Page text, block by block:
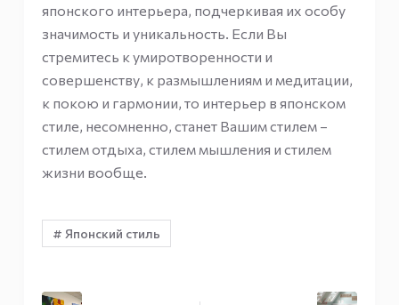
японского интерьера, подчеркивая их особу
значимость и уникальность. Если Вы
стремитесь к умиротворенности и
совершенству, к размышлениям и медитации,
к покою и гармонии, то интерьер в японском
стиле, несомненно, станет Вашим стилем –
стилем отдыха, стилем мышления и стилем
жизни вообще.
# Японский стиль